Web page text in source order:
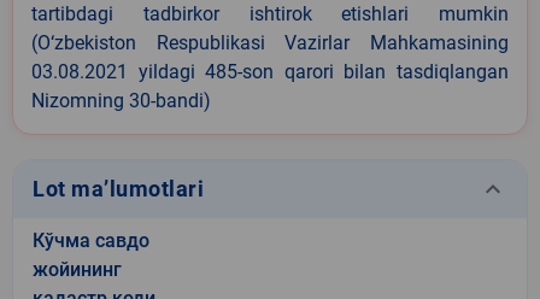
tartibdagi tadbirkor ishtirok etishlari mumkin
(O‘zbekiston Respublikasi Vazirlar Mahkamasining
03.08.2021 yildagi 485-son qarori bilan tasdiqlangan
Nizomning 30-bandi)
Lot ma’lumotlari keyboard_arrow_down
Кўчма савдо
жойининг